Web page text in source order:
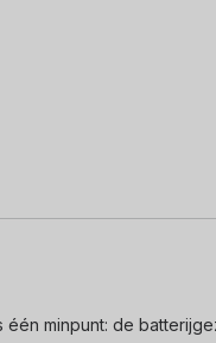
één minpunt: de